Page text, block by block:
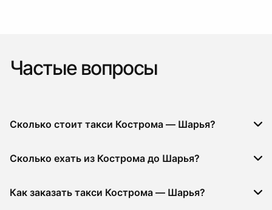
Частые вопросы
Сколько стоит такси Кострома — Шарья?
Сколько ехать из Кострома до Шарья?
Как заказать такси Кострома — Шарья?